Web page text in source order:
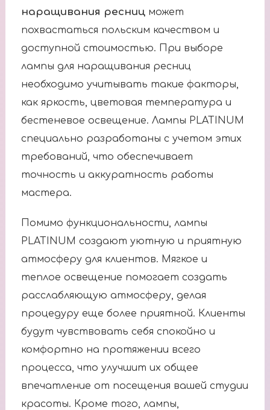
наращивания ресницможет
похвастаться польским качеством и
доступной стоимостью. При выборе
лампы для наращивания ресниц
необходимо учитывать такие факторы,
как яркость, цветовая температура и
бестеневое освещение. Лампы PLATINUM
специально разработаны с учетом этих
требований, что обеспечивает
точность и аккуратность работы
мастера.
Помимо функциональности, лампы
PLATINUM создают уютную и приятную
атмосферу для клиентов. Мягкое и
теплое освещение помогает создать
расслабляющую атмосферу, делая
процедуру еще более приятной. Клиенты
будут чувствовать себя спокойно и
комфортно на протяжении всего
процесса, что улучшит их общее
впечатление от посещения вашей студии
красоты. Кроме того, лампы,